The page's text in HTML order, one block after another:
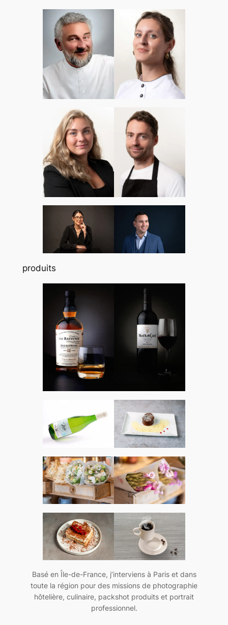
produits
Basé en Île-de-France, j’interviens à Paris et dans
toute la région pour des missions de photographie
hôtelière, culinaire, packshot produits et portrait
professionnel.